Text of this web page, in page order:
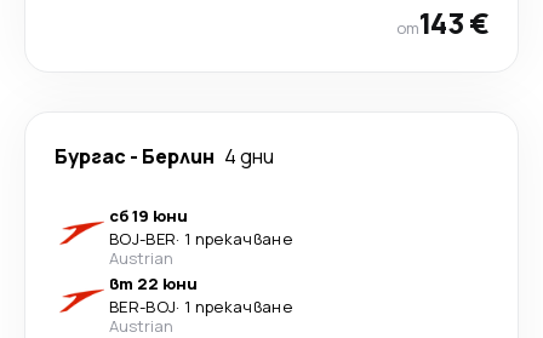
от143 €
Бургас - Берлин 4 дни
сб 19 юни
BOJ-BER· 1 прекачване
Austrian
вт 22 юни
BER-BOJ· 1 прекачване
Austrian